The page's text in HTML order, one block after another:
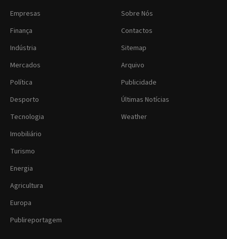
Empresas
Finança
Indústria
Mercados
Política
Desporto
Tecnologia
Imobiliário
Turismo
Energia
Agricultura
Europa
Publireportagem
Sobre Nós
Contactos
Sitemap
Arquivo
Publicidade
Últimas Notícias
Weather